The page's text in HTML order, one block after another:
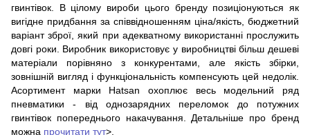
гвинтівок. В цілому вироби цього бренду позиціонуються як
вигідне придбання за співвідношенням ціна/якість, бюджетний
варіант зброї, який при адекватному використанні прослужить
довгі роки. Виробник використовує у виробництві більш дешеві
матеріали порівняно з конкурентами, але якість збірки,
зовнішній вигляд і функціональність компенсують цей недолік.
Асортимент марки Hatsan охоплює весь модельний ряд
пневматики - від однозарядних переломок до потужних
гвинтівок попереднього накачування. Детальніше про бренд
можна прочитати тут>.